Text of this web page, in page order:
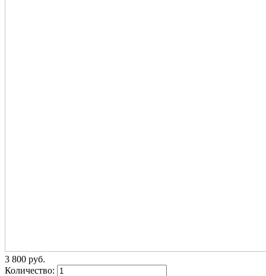
3 800 pуб.
Количество: